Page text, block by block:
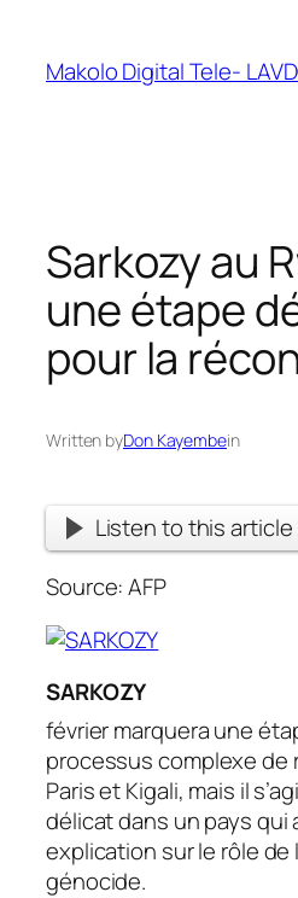
Makolo Digital Tele-
Sarkozy au
une étape
pour la
Written byDon Kayembein
Listen to this article
Source: AFP
SARKOZY
février marquera une
processus complexe
Paris et Kigali, mais il
délicat dans un pays
explication sur le rôle de
génocide.